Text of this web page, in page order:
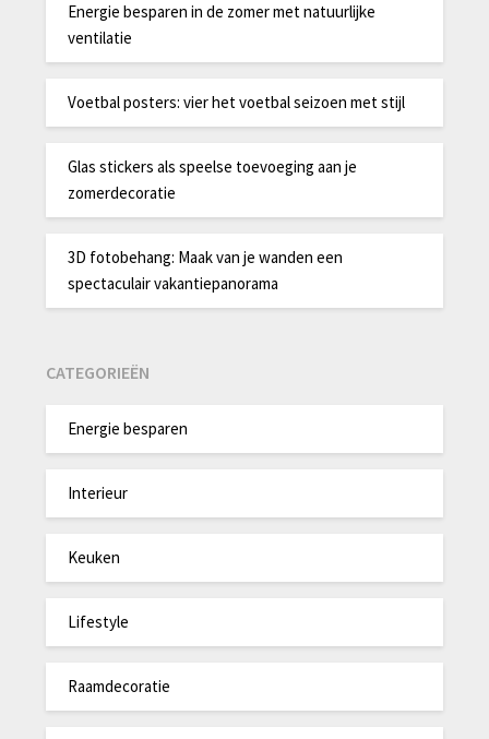
Energie besparen in de zomer met natuurlijke
ventilatie
Voetbal posters: vier het voetbal seizoen met stijl
Glas stickers als speelse toevoeging aan je
zomerdecoratie
3D fotobehang: Maak van je wanden een
spectaculair vakantiepanorama
CATEGORIEËN
Energie besparen
Interieur
Keuken
Lifestyle
Raamdecoratie